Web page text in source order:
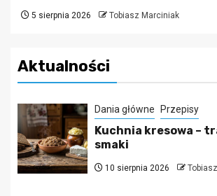
5 sierpnia 2026 Tobiasz Marciniak
Aktualności
Dania główne Przepisy
Kuchnia kresowa –
smaki
10 sierpnia 2026